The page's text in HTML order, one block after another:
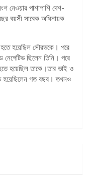
নেওয়ার পাশাপাশি দেশ-
বয়সী সাবেক অধিনায়ক
হতে হয়েছিল সৌরভকে। পরে
ছিলেন তিনি। পরে
হয়েছিল তাকে।তার ভাই ও
হয়েছিলেন গত বছর। তখনও